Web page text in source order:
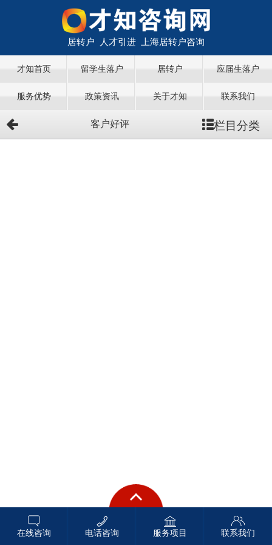
居转户 人才引进 上海居转户咨询
才知首页 留学生落户 居转户 应届生落户
服务优势 政策资讯 关于才知 联系我们
客户好评 栏目分类
在线咨询 电话咨询 服务项目 联系我们